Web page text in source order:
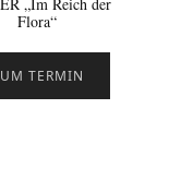
Flora“
TERMIN